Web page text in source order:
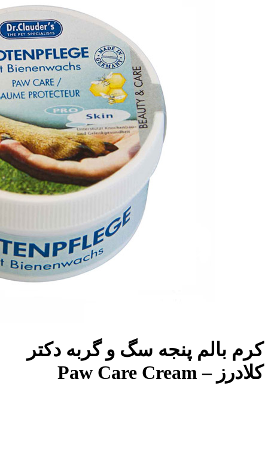
کرم بالم پنجه سگ و گربه دکتر
کلادرز – Paw Care Cream